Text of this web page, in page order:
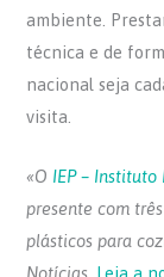
ambiente.
técnica e de
nacional seja
visita.
«O IEP –
presente com
plásticos para
Notícias. Leia a